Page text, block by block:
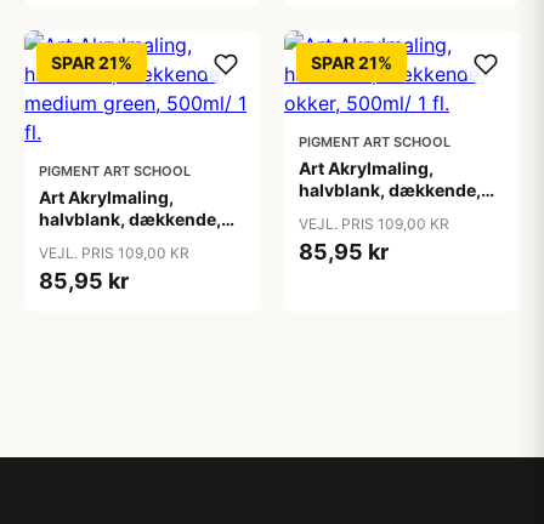
SPAR 21%
PIGMENT ART SCHOOL
Art Akrylmaling,
halvblank, dækkende,
fl.
VEJL. PRIS 109,00 KR
85,95 kr
SPAR 21%
PIGMENT ART SCHOOL
Art Akrylmaling,
halvblank, dækkende,
VEJL. PRIS 109,00 KR
85,95 kr